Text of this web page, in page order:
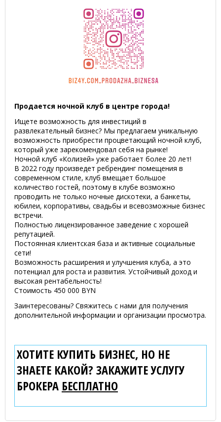
Продается ночной клуб в центре города!
Ищете возможность для инвестиций в
развлекательный бизнес? Мы предлагаем уникальную
возможность приобрести процветающий ночной клуб,
который уже зарекомендовал себя на рынке!
Ночной клуб «Колизей» уже работает более 20 лет!
В 2022 году произведет ребрендинг помещения в
современном стиле, клуб вмещает большое
количество гостей, поэтому в клубе возможно
проводить не только ночные дискотеки, а банкеты,
юбилеи, корпоративы, свадьбы и всевозможные бизнес
встречи.
Полностью лицензированное заведение с хорошей
репутацией.
Постоянная клиентская база и активные социальные
сети!
Возможность расширения и улучшения клуба, а это
потенциал для роста и развития. Устойчивый доход и
высокая рентабельность!
Стоимость 450 000 BYN
Заинтересованы? Свяжитесь с нами для получения
дополнительной информации и организации просмотра.
ХОТИТЕ КУПИТЬ БИЗНЕС, НО НЕ
ЗНАЕТЕ КАКОЙ? ЗАКАЖИТЕ УСЛУГУ
БРОКЕРА БЕСПЛАТНО